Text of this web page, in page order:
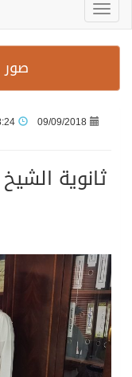
09/09/2018
ثانوية